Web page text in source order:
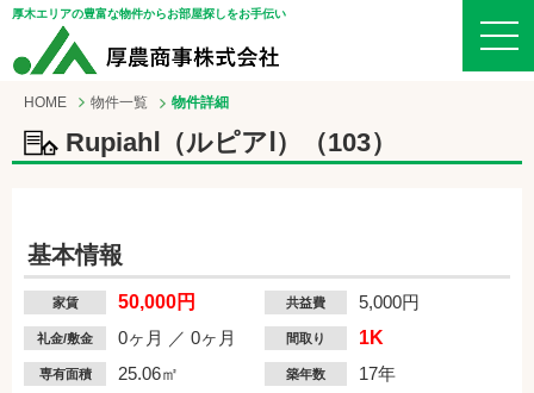
厚木エリアの豊富な物件からお部屋探しをお手伝い
HOME 物件一覧 物件詳細
RupiahⅠ（ルピアⅠ）（103）
基本情報
家賃 50,000円 共益費 5,000円
礼金/敷金 0ヶ月 ／ 0ヶ月 間取り 1K
専有面積 25.06㎡ 築年数 17年